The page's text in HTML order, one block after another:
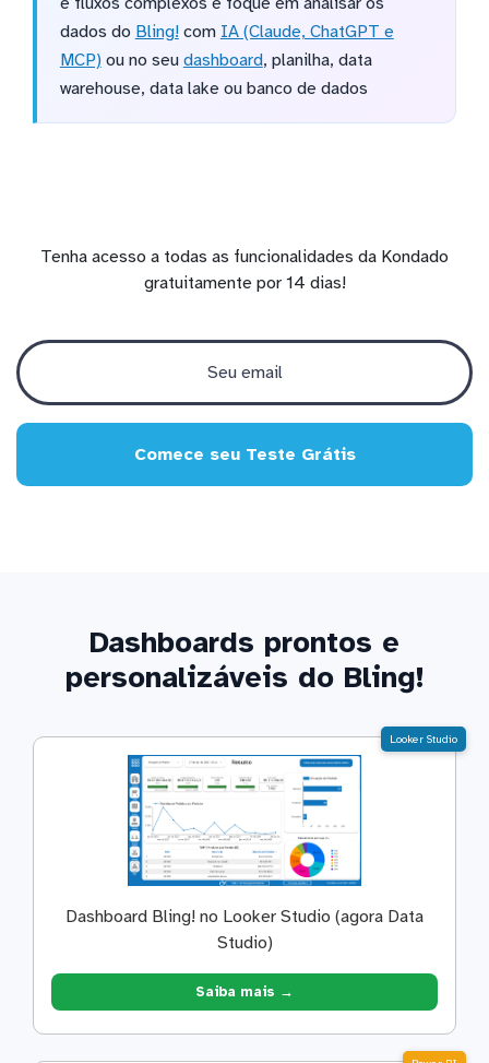
dados do Bling!com IA (Claude, ChatGPT e
MCP)ou no seu dashboard, planilha, data
warehouse, data lake ou banco de dados
Tenha acesso a todas as funcionalidades da Kondado
gratuitamente por 14 dias!
Comece seu Teste Grátis
Dashboards prontos e
personalizáveis do Bling!
Looker Studio
Dashboard Bling! no Looker Studio (agora Data
Studio)
Saiba mais →